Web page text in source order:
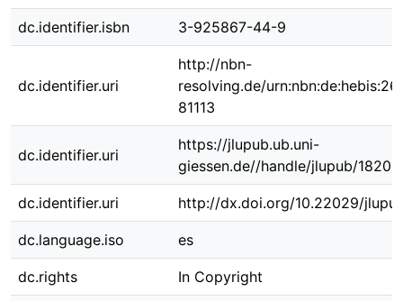
dc.identifier.isbn 3-925867-44-9
dc.identifier.uri
http://nbn-
resolving.de/
81113
dc.identifier.uri
https://jlupub.ub.uni-
giessen.de//handle/jlupub/18206
dc.identifier.uri http://dx.doi.org/10.22029/
dc.language.iso es
dc.rights In Copyright